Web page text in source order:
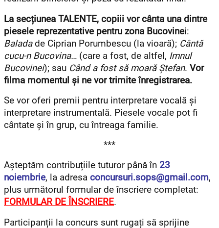
La secțiunea TALENTE, copiii vor cânta una dintre
piesele reprezentative pentru zona Bucovinei:
Baladade Ciprian Porumbescu (la vioară); Cântă
cucu-n Bucovina… (care a fost, de altfel, Imnul
Bucovinei); sau Când a fost să moară Ștefan. Vor
filma momentul și ne vor trimite înregistrarea.
Se vor oferi premii pentru interpretare vocală și
interpretare instrumentală. Piesele vocale pot fi
cântate și în grup, cu întreaga familie.
***
Așteptăm contribuțiile tuturor până în 23
noiembrie, la adresa concursuri.sops@gmail.com,
plus următorul formular de înscriere completat:
FORMULAR DE ÎNSCRIERE.
Participanții la concurs sunt rugați să sprijine